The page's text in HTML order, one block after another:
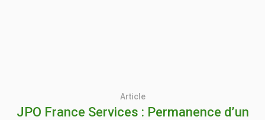
Article
JPO France Services : Permanence d’un